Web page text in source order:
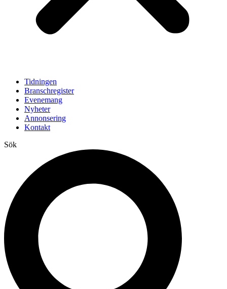
Tidningen
Branschregister
Evenemang
Nyheter
Annonsering
Kontakt
Sök